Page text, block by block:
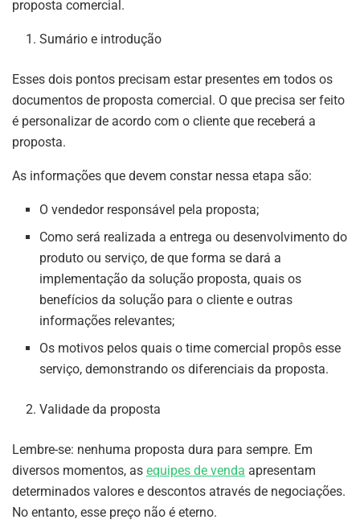
proposta comercial.
Sumário e introdução
Esses dois pontos precisam estar presentes em todos os
documentos de proposta comercial. O que precisa ser feito
é personalizar de acordo com o cliente que receberá a
proposta.
As informações que devem constar nessa etapa são:
O vendedor responsável pela proposta;
Como será realizada a entrega ou desenvolvimento do
produto ou serviço, de que forma se dará a
implementação da solução proposta, quais os
benefícios da solução para o cliente e outras
informações relevantes;
Os motivos pelos quais o time comercial propôs esse
serviço, demonstrando os diferenciais da proposta.
Validade da proposta
Lembre-se: nenhuma proposta dura para sempre. Em
diversos momentos, as equipes de venda apresentam
determinados valores e descontos através de negociações.
No entanto, esse preço não é eterno.